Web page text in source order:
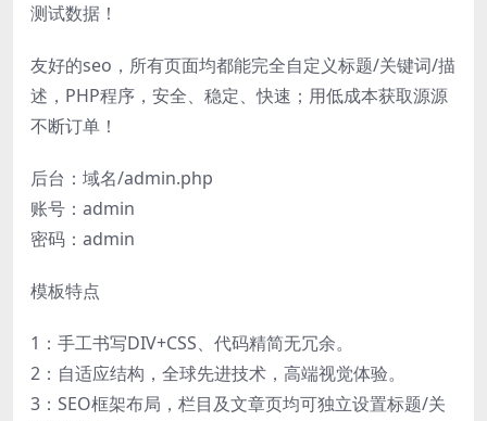
测试数据！
友好的seo，所有页面均都能完全自定义标题/关键词/描
述，PHP程序，安全、稳定、快速；用低成本获取源源
不断订单！
后台：域名/admin.php
账号：admin
密码：admin
模板特点
1：手工书写DIV+CSS、代码精简无冗余。
2：自适应结构，全球先进技术，高端视觉体验。
3：SEO框架布局，栏目及文章页均可独立设置标题/关